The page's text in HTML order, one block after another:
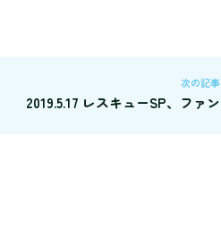
次の記事
2019.5.17 レスキューSP、ファン